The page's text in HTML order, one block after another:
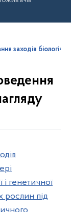
заходів
і генетичної
рослин під